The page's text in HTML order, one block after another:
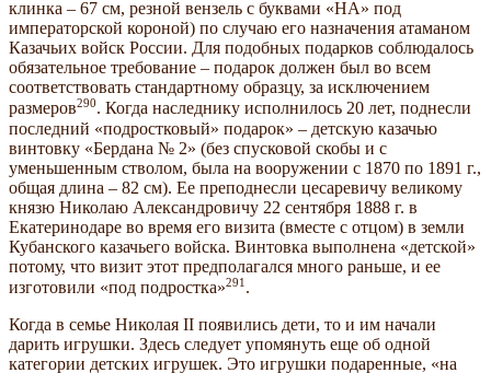
клинка – 67 см, резной вензель с буквами «НА» под
императорской короной) по случаю его назначения атаманом
Казачьих войск России. Для подобных подарков соблюдалось
обязательное требование – подарок должен был во всем
соответствовать стандартному образцу, за исключением
размеров290. Когда наследнику исполнилось 20 лет, поднесли
последний «подростковый» подарок» – детскую казачью
винтовку «Бердана № 2» (без спусковой скобы и с
уменьшенным стволом, была на вооружении с 1870 по 1891 г.,
общая длина – 82 см). Ее преподнесли цесаревичу великому
князю Николаю Александровичу 22 сентября 1888 г. в
Екатеринодаре во время его визита (вместе с отцом) в земли
Кубанского казачьего войска. Винтовка выполнена «детской»
потому, что визит этот предполагался много раньше, и ее
изготовили «под подростка»291 .
Когда в семье Николая II появились дети, то и им начали
дарить игрушки. Здесь следует упомянуть еще об одной
категории детских игрушек. Это игрушки подаренные, «на